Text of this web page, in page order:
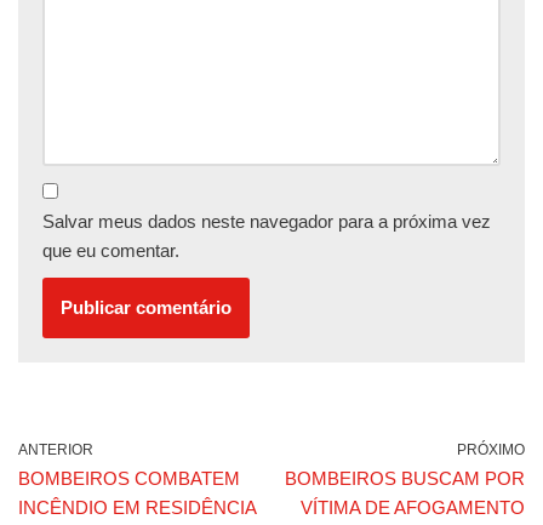
Salvar meus dados neste navegador para a próxima vez
que eu comentar.
ANTERIOR
BOMBEIROS COMBATEM
INCÊNDIO EM RESIDÊNCIA
PRÓXIMO
BOMBEIROS BUSCAM POR
VÍTIMA DE AFOGAMENTO